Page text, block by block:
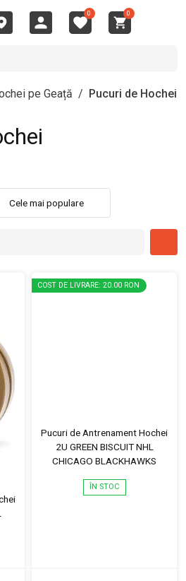
0 0
pe Geață / Pucuri de Hochei
Cele mai populare
COST DE LIVRARE: 20.00 RON
Pucuri de Antrenament Hochei
2U GREEN BISCUIT NHL
CHICAGO BLACKHAWKS
ÎN STOC